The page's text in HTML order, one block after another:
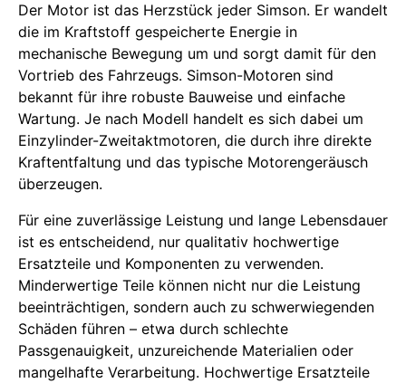
Der Motor ist das Herzstück jeder Simson. Er wandelt
die im Kraftstoff gespeicherte Energie in
mechanische Bewegung um und sorgt damit für den
Vortrieb des Fahrzeugs. Simson-Motoren sind
bekannt für ihre robuste Bauweise und einfache
Wartung. Je nach Modell handelt es sich dabei um
Einzylinder-Zweitaktmotoren, die durch ihre direkte
Kraftentfaltung und das typische Motorengeräusch
überzeugen.
Für eine zuverlässige Leistung und lange Lebensdauer
ist es entscheidend, nur qualitativ hochwertige
Ersatzteile und Komponenten zu verwenden.
Minderwertige Teile können nicht nur die Leistung
beeinträchtigen, sondern auch zu schwerwiegenden
Schäden führen – etwa durch schlechte
Passgenauigkeit, unzureichende Materialien oder
mangelhafte Verarbeitung. Hochwertige Ersatzteile